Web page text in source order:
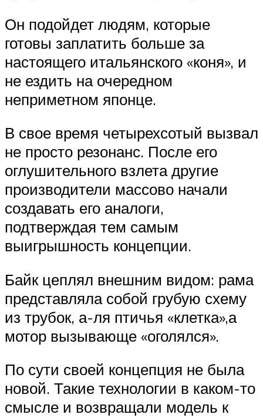
Он подойдет людям, которые
готовы заплатить больше за
настоящего итальянского «коня», и
не ездить на очередном
неприметном японце.
В свое время четырехсотый вызвал
не просто резонанс. После его
оглушительного взлета другие
производители массово начали
создавать его аналоги,
подтверждая тем самым
выигрышность концепции.
Байк цеплял внешним видом: рама
представляла собой грубую схему
из трубок, а-ля птичья «клетка»,а
мотор вызывающе «оголялся».
По сути своей концепция не была
новой. Такие технологии в каком-то
смысле и возвращали модель к